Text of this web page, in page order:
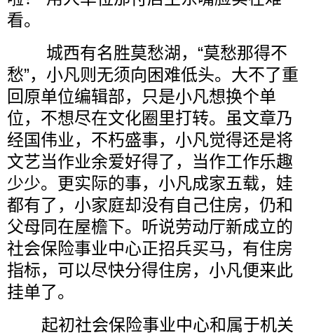
看。
城西有名胜莫愁湖，“莫愁那得不
愁”，小凡则无须向困难低头。大不了重
回原单位编辑部，只是小凡想换个单
位，不想尽在文化圈里打转。虽文章乃
经国伟业，不朽盛事，小凡觉得还是将
文艺当作业余爱好得了，当作工作乐趣
少少。更实际的事，小凡成家五载，娃
都有了，小家庭却没有自己住房，仍和
父母同在屋檐下。听说劳动厅新成立的
社会保险事业中心正招兵买马，有住房
指标，可以尽快分得住房，小凡便来此
挂单了。
起初社会保险事业中心和属于机关